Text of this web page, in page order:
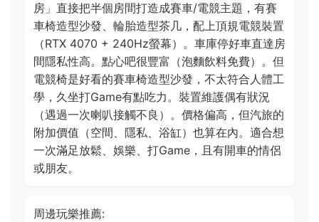
房」直接把半個房間打造成賽車/電競主題，有賽
車椅造型沙發、輪胎造型茶几，配上頂規電競裝置
（RTX 4070 + 240Hz螢幕）。車庫停好車直達房
間隱私性高。點心吧很豐富（泡麵飲料免費）。但
電競椅是好看的賽車椅造型沙發，不太符合人體工
學，久坐打Game有點吃力。裝置維護偶有狀況
（遇過一次喇叭接觸不良）。價格偏高，但汽旅的
附加價值（空間、隱私、浴缸）也算在內。適合想
一次滿足放鬆、娛樂、打Game，且有開車的情侶
或朋友。
周邊玩樂推薦: